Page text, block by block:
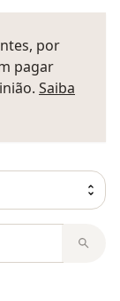
por
pagar
Saiba